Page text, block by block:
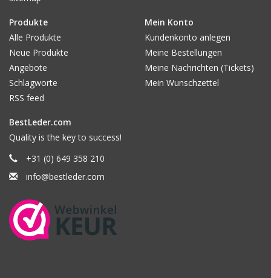
Produkte
Alle Produkte
Neue Produkte
Angebote
Schlagworte
RSS feed
Mein Konto
Kundenkonto anlegen
Meine Bestellungen
Meine Nachrichten (Tickets)
Mein Wunschzettel
BestLeder.com
Quality is the key to success!
+31 (0) 649 358 210
info@bestleder.com